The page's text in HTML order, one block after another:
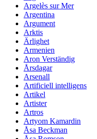
Argelès sur Mer
Argentina
Argument
Arktis
Ärlighet
Armenien
Aron Verständig
Årsdagar
Arsenall
Artificiell intelligens
Artikel
Artister
Artros
Artyom Kamardin
Åsa Beckman